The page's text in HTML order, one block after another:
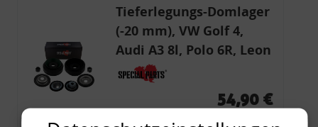
Tieferlegungs-Domlager
(-20 mm), VW Golf 4,
Audi A3 8l, Polo 6R, Leon
54,90 €